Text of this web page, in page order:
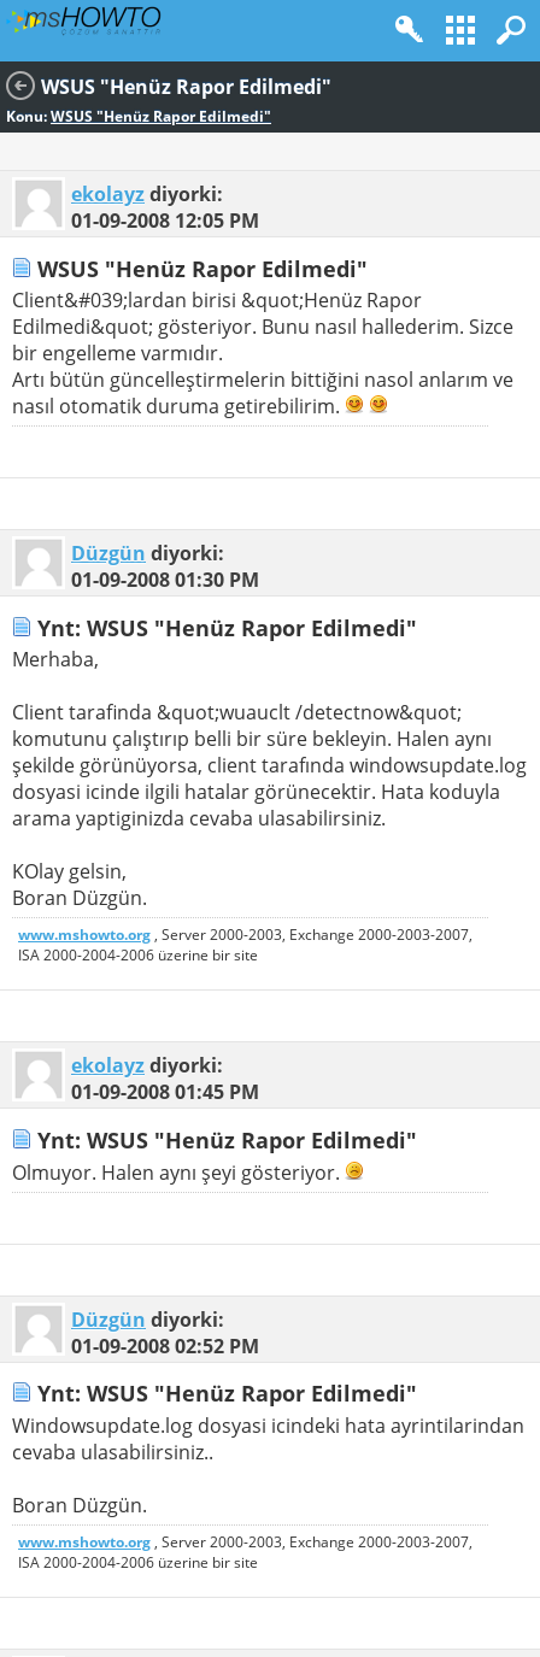
WSUS "Henüz Rapor Edilmedi"
Konu:WSUS "Henüz Rapor Edilmedi"
ekolayzdiyorki:
01-09-2008 12:05 PM
WSUS "Henüz Rapor Edilmedi"
Client&#039;lardan birisi &quot;Henüz Rapor
Edilmedi&quot; gösteriyor. Bunu nasıl hallederim. Sizce
bir engelleme varmıdır.
Artı bütün güncelleştirmelerin bittiğini nasol anlarım ve
nasıl otomatik duruma getirebilirim.
Düzgün diyorki:
01-09-200801:30 PM
Ynt: WSUS "Henüz Rapor Edilmedi"
Merhaba,
Client tarafinda &quot;wuauclt /detectnow&quot;
komutunu çalıştırıp belli bir süre bekleyin. Halen aynı
şekilde görünüyorsa, client tarafında windowsupdate.log
dosyasi icinde ilgili hatalar görünecektir. Hata koduyla
arama yaptiginizda cevaba ulasabilirsiniz.
KOlay gelsin,
Boran Düzgün.
www.mshowto.org , Server 2000-2003, Exchange 2000-2003-2007,
ISA 2000-2004-2006 üzerine bir site
ekolayzdiyorki:
01-09-200801:45 PM
Ynt: WSUS "Henüz Rapor Edilmedi"
Olmuyor. Halen aynı şeyi gösteriyor.
Düzgün diyorki:
01-09-200802:52 PM
Ynt: WSUS "Henüz Rapor Edilmedi"
Windowsupdate.log dosyasi icindeki hata ayrintilarindan
cevaba ulasabilirsiniz..
Boran Düzgün.
www.mshowto.org , Server 2000-2003, Exchange 2000-2003-2007,
ISA 2000-2004-2006 üzerine bir site